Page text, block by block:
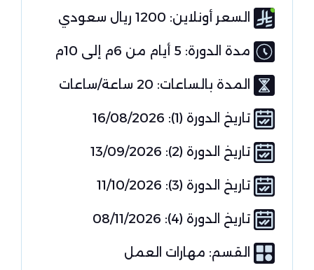
السعر أونلاين: 1200 ريال سعودي
مدة الدورة: 5 أيام من 6م إلى 10م
المدة بالساعات: 20 ساعة/ساعات
تاريخ الدورة (1): 16/08/2026
تاريخ الدورة (2): 13/09/2026
تاريخ الدورة (3): 11/10/2026
تاريخ الدورة (4): 08/11/2026
القسم: مهارات العمل